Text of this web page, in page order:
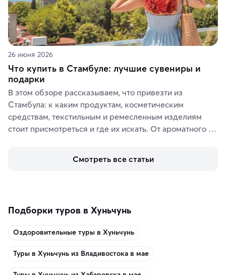
26 июня 2026
Что купить в Стамбуле: лучшие сувениры и
подарки
В этом обзоре рассказываем, что привезти из
Стамбула: к каким продуктам, косметическим
средствам, текстильным и ремесленным изделиям
стоит присмотреться и где их искать. От ароматного
аутентичных лавках — в подарок близким или себе на
Смотреть все статьи
Подборки туров в Хуньчунь
Оздоровительные туры в Хуньчунь
Туры в Хуньчунь из Владивостока в мае